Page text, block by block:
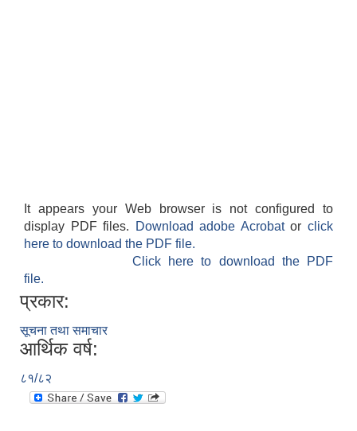
It appears your Web browser is not configured to
display PDF files.
Download adobe Acrobatorclick
here to download the PDF file.
Click here to download the PDF
file.
प्रकार:
सूचना तथा समाचार
आर्थिक वर्ष:
८१/८२